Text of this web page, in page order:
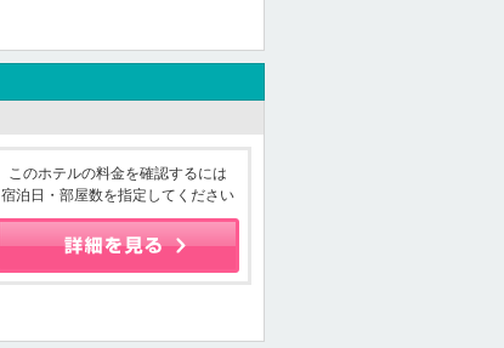
このホテルの料金を確認するには
宿泊日・部屋数を指定してください